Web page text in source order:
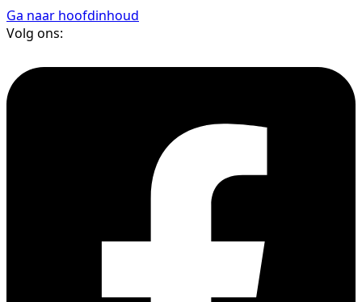
Ga naar hoofdinhoud
Volg ons: